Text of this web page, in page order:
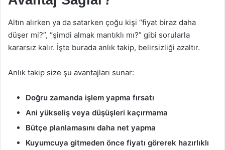
Altın alırken ya da satarken çoğu kişi “fiyat biraz daha
düşer mi?”, “şimdi almak mantıklı mı?” gibi sorularla
kararsız kalır. İşte burada anlık takip, belirsizliği azaltır.
Anlık takip size şu avantajları sunar:
Doğru zamanda işlem yapma fırsatı
Ani yükseliş veya düşüşleri kaçırmama
Bütçe planlamasını daha net yapma
Kuyumcuya gitmeden önce fiyatı görerek hazırlıklı